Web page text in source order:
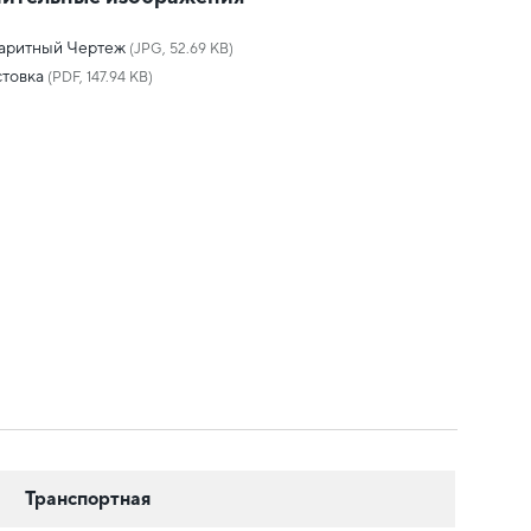
Чертеж (JPG, 52.69 KB)
(PDF, 147.94 KB)
Транспортная